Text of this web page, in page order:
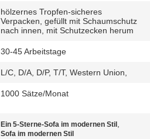
hölzernes Tropfen-sicheres
Verpacken, gefüllt mit Schaumschutz
nach innen, mit Schutzecken herum
30-45 Arbeitstage
L/C, D/A, D/P, T/T, Western Union,
1000 Sätze/Monat
Ein 5-Sterne-Sofa im modernen Stil
Sofa im modernen Stil